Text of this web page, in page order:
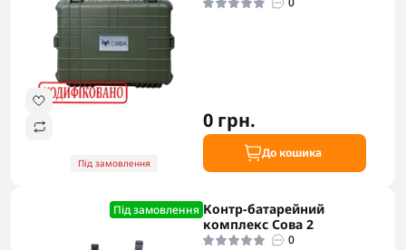
Під замовлення
0 грн.
До кошика
Під замовлення Контр-батарейний
комплекс Сова 2
0